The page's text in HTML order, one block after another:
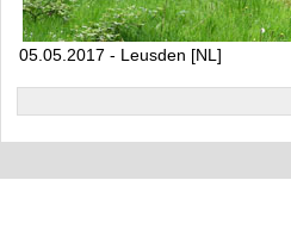
05.05.2017 - Leusden [NL]